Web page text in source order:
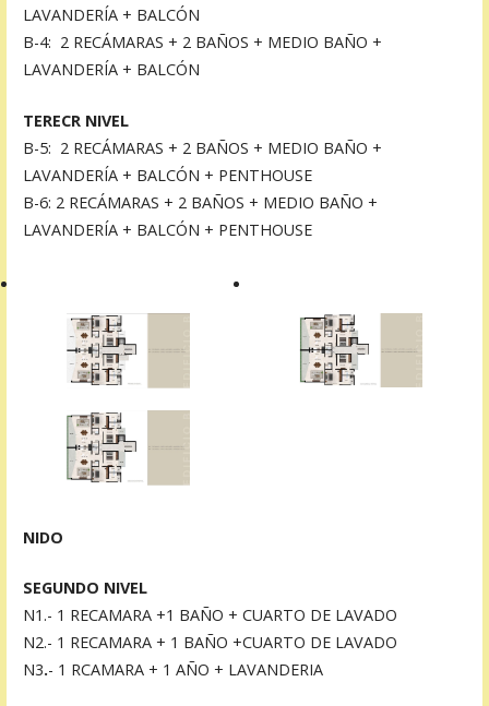
LAVANDERÍA + BALCÓN
B-4: 2 RECÁMARAS + 2 BAÑOS + MEDIO BAÑO +
LAVANDERÍA + BALCÓN
TERECR NIVEL
B-5: 2 RECÁMARAS + 2 BAÑOS + MEDIO BAÑO +
LAVANDERÍA + BALCÓN + PENTHOUSE
B-6: 2 RECÁMARAS + 2 BAÑOS + MEDIO BAÑO +
LAVANDERÍA + BALCÓN + PENTHOUSE
NIDO
SEGUNDO NIVEL
N1.- 1 RECAMARA +1 BAÑO + CUARTO DE LAVADO
N2.- 1 RECAMARA + 1 BAÑO +CUARTO DE LAVADO
N3.- 1 RCAMARA + 1 AÑO + LAVANDERIA